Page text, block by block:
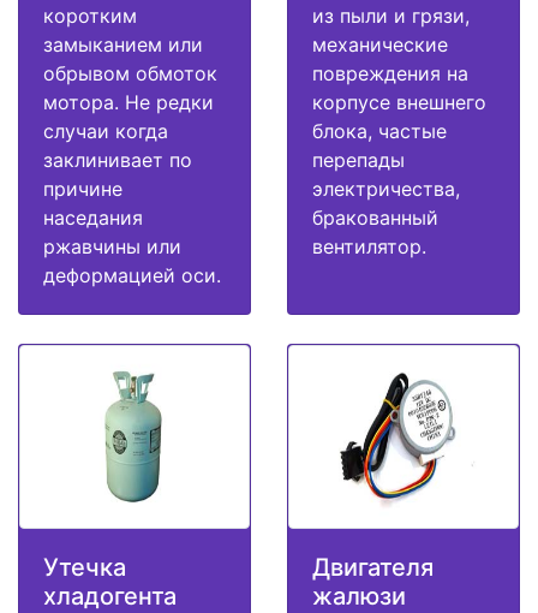
коротким
замыканием или
обрывом обмоток
мотора. Не редки
случаи когда
заклинивает по
причине
наседания
ржавчины или
деформацией оси.
из пыли и грязи,
механические
повреждения на
корпусе внешнего
блока, частые
перепады
электричества,
бракованный
вентилятор.
Утечка
хладогента
Двигателя
жалюзи